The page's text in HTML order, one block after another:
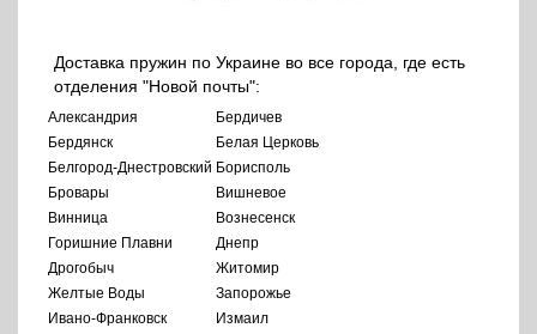
Доставка пружин по Украине во все города, где есть
отделения "Новой почты":
Александрия
Бердичев
Бердянск
Белая Церковь
Белгород-Днестровский Борисполь
Бровары
Вишневое
Винница
Вознесенск
Горишние Плавни
Днепр
Дрогобыч
Житомир
Желтые Воды
Запорожье
Ивано-Франковск
Измаил